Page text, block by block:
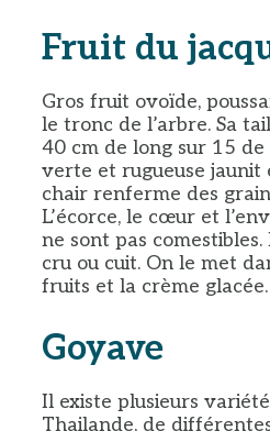
Fruit du
Gros fruit ovoïde,
le tronc de l’arbre. Sa
40 cm de long sur 15 de
verte et rugueuse jaunit
chair renferme des
L’écorce, le cœur et
ne sont pas comestibles.
cru ou cuit. On le met
fruits et la crème glacée.
Goyave
Il existe plusieurs
Thailande, de